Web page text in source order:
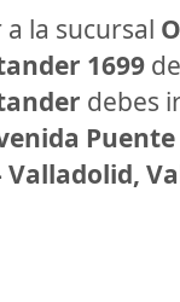
la sucursal
1699
debes
Valladolid,